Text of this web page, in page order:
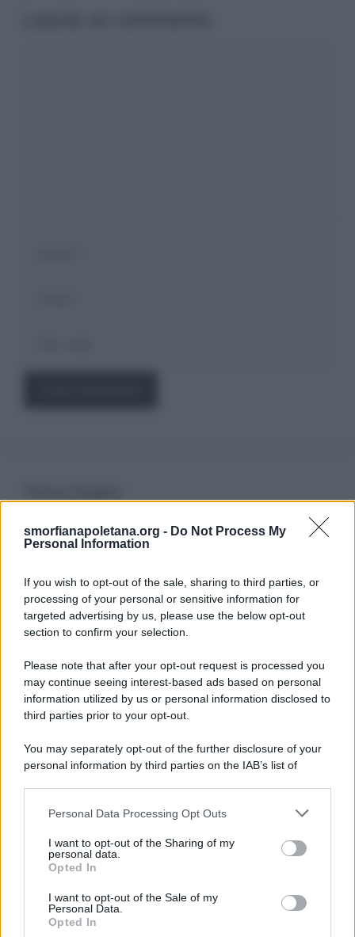
smorfianapoletana.org - Do Not Process My
Personal Information
If you wish to opt-out of the sale, sharing to third parties, or
processing of your personal or sensitive information for
targeted advertising by us, please use the below opt-out
section to confirm your selection.
Please note that after your opt-out request is processed you
may continue seeing interest-based ads based on personal
information utilized by us or personal information disclosed to
third parties prior to your opt-out.
You may separately opt-out of the further disclosure of your
personal information by third parties on the IAB’s list of
This information may also be disclosed by us to third parties
disclose it to other third parties.
Please note that this website/app uses one or more Google
services and may gather and store information including but
not limited to your visit or usage behaviour. You may click to
grant or deny consent to Google and its third-party tags to
Personal Data Processing Opt Outs
I want to opt-out of the Sharing of my
personal data.
Opted In
I want to opt-out of the Sale of my
Personal Data.
Opted In
Ricerca
LEGGI GRATIS IL NOSTRO EBOOK
Categorie
Dizionario dei Sogni – B
Dizionario dei Sogni – C
Dizionario dei Sogni – D
Dizionario dei Sogni – E
Dizionario dei Sogni – F